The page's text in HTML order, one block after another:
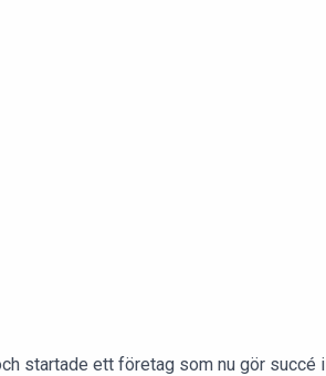
startade ett företag som nu gör succé i